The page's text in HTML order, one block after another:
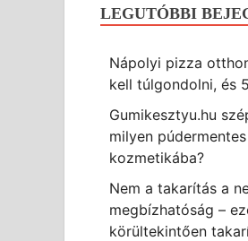
LEGUTÓBBI
Nápolyi pizza
kell túlgondolni, és
Gumikesztyu.hu
milyen
kozmetikába?
Nem a takarítás a
megbízhatóság –
körültekintően